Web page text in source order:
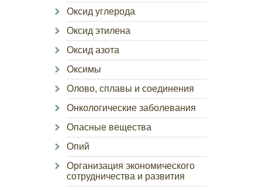
Оксид углерода
Оксид этилена
Оксид азота
Оксимы
Олово, сплавы и соединения
Онкологические заболевания
Опасные вещества
Опий
Организация экономического
сотрудничества и развития